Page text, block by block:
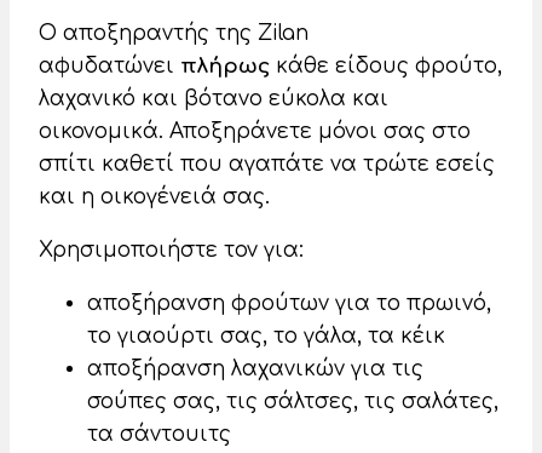
Ο αποξηραντής της Zilan
αφυδατώνει πλήρως κάθε είδους φρούτο,
λαχανικό και βότανο εύκολα και
οικονομικά. Αποξηράνετε μόνοι σας στο
σπίτι καθετί που αγαπάτε να τρώτε εσείς
και η οικογένειά σας.
Χρησιμοποιήστε τον για:
αποξήρανση φρούτων για το πρωινό,
το γιαούρτι σας, το γάλα, τα κέικ
αποξήρανση λαχανικών για τις
σούπες σας, τις σάλτσες, τις σαλάτες,
τα σάντουιτς